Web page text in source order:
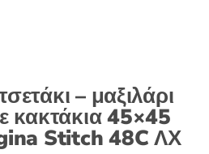
– μαξιλάρι
κακτάκια 45×45
Stitch 48C ΛΧ